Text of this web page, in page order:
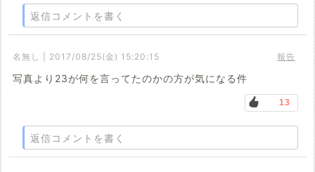
返信コメントを書く
名無し | 2017/08/25(金) 15:20:15 報告
写真より23が何を言ってたのかの方が気になる件
13
返信コメントを書く